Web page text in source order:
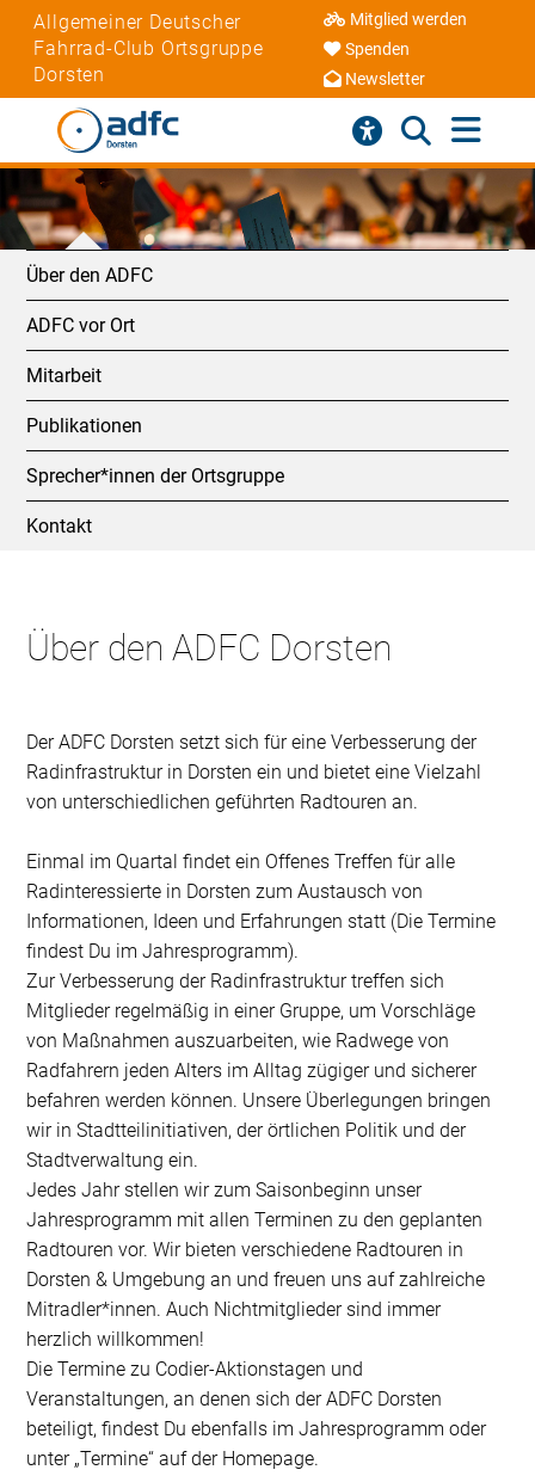
Allgemeiner Deutscher
Fahrrad-Club Ortsgruppe
Dorsten
Mitglied werden
Spenden
Newsletter
Über den ADFC
ADFC vor Ort
Mitarbeit
Publikationen
Sprecher*innen der Ortsgruppe
Kontakt
Über den ADFC Dorsten
Der ADFC Dorsten setzt sich für eine Verbesserung der
Radinfrastruktur in Dorsten ein und bietet eine Vielzahl
von unterschiedlichen geführten Radtouren an.
Einmal im Quartal findet ein Offenes Treffen für alle
Radinteressierte in Dorsten zum Austausch von
Informationen, Ideen und Erfahrungen statt (Die Termine
findest Du im Jahresprogramm).
Zur Verbesserung der Radinfrastruktur treffen sich
Mitglieder regelmäßig in einer Gruppe, um Vorschläge
von Maßnahmen auszuarbeiten, wie Radwege von
Radfahrern jeden Alters im Alltag zügiger und sicherer
befahren werden können. Unsere Überlegungen bringen
wir in Stadtteilinitiativen, der örtlichen Politik und der
Stadtverwaltung ein.
Jedes Jahr stellen wir zum Saisonbeginn unser
Jahresprogramm mit allen Terminen zu den geplanten
Radtouren vor. Wir bieten verschiedene Radtouren in
Dorsten & Umgebung an und freuen uns auf zahlreiche
Mitradler*innen. Auch Nichtmitglieder sind immer
herzlich willkommen!
Die Termine zu Codier-Aktionstagen und
Veranstaltungen, an denen sich der ADFC Dorsten
beteiligt, findest Du ebenfalls im Jahresprogramm oder
unter „Termine“ auf der Homepage.